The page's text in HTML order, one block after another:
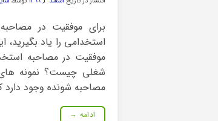
برای موفقیت در
استخدامی را یاد
موفقیت در مصاحبه
شغلی چیست؟ نمونه های
مصاحبه شونده وجود دارد
ادامه →